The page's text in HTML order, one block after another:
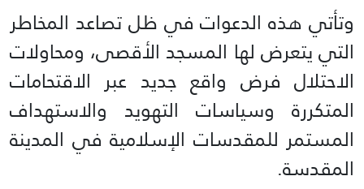
وتأتي هذه الدعوات في ظل تصاعد المخاطر
التي يتعرض لها المسجد الأقصى، ومحاولات
الاحتلال فرض واقع جديد عبر الاقتحامات
المتكررة وسياسات التهويد والاستهداف
المستمر للمقدسات الإسلامية في المدينة
المقدسة.